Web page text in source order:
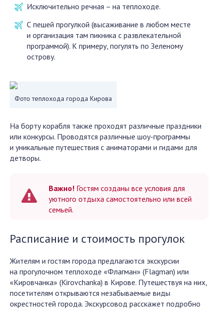
Исключительно речная – на теплоходе.
С пешей прогулкой (высаживание в любом месте
и организация там пикника с развлекательной
программой). К примеру, погулять по Зеленому
острову.
Фото теплохода города Кирова
На борту корабля также проходят различные праздники
или конкурсы. Проводятся различные шоу-программы
и уникальные путешествия с аниматорами и гидами для
детворы.
Важно! Гостям созданы все условия для
уютного отдыха самостоятельно или всей
семьей.
Расписание и стоимость прогулок
Жителям и гостям города предлагаются экскурсии
на прогулочном теплоходе «Флагман» (Flagman) или
«Кировчанка» (Kirovchanka) в Кирове. Путешествуя на них,
посетителям открываются незабываемые виды
окрестностей города. Экскурсовод расскажет подробно